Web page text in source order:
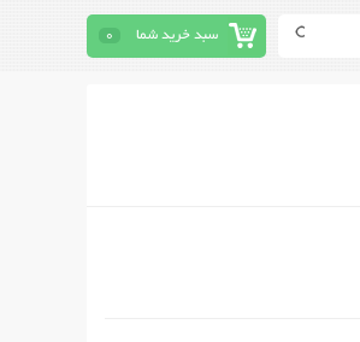
سبد خرید شما 0